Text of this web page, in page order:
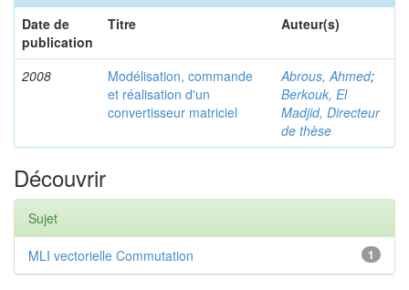
Date de
publication
Titre Auteur(s)
2008
Modélisation, commande
et réalisation d'un
convertisseur matriciel
Abrous, Ahmed;
Berkouk, El
Madjid, Directeur
de thèse
Découvrir
Sujet
1
MLI vectorielle Commutation